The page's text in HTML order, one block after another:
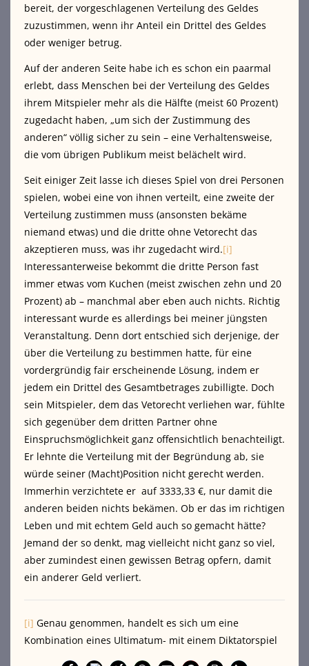
bereit, der vorgeschlagenen Verteilung des Geldes
zuzustimmen, wenn ihr Anteil ein Drittel des Geldes
oder weniger betrug.
Auf der anderen Seite habe ich es schon ein paarmal
erlebt, dass Menschen bei der Verteilung des Geldes
ihrem Mitspieler mehr als die Hälfte (meist 60 Prozent)
zugedacht haben, „um sich der Zustimmung des
anderen“ völlig sicher zu sein – eine Verhaltensweise,
die vom übrigen Publikum meist belächelt wird.
Seit einiger Zeit lasse ich dieses Spiel von drei Personen
spielen, wobei eine von ihnen verteilt, eine zweite der
Verteilung zustimmen muss (ansonsten bekäme
niemand etwas) und die dritte ohne Vetorecht das
akzeptieren muss, was ihr zugedacht wird.[i]
Interessanterweise bekommt die dritte Person fast
immer etwas vom Kuchen (meist zwischen zehn und 20
Prozent) ab – manchmal aber eben auch nichts. Richtig
interessant wurde es allerdings bei meiner jüngsten
Veranstaltung. Denn dort entschied sich derjenige, der
über die Verteilung zu bestimmen hatte, für eine
vordergründig fair erscheinende Lösung, indem er
jedem ein Drittel des Gesamtbetrages zubilligte. Doch
sein Mitspieler, dem das Vetorecht verliehen war, fühlte
sich gegenüber dem dritten Partner ohne
Einspruchsmöglichkeit ganz offensichtlich benachteiligt.
Er lehnte die Verteilung mit der Begründung ab, sie
würde seiner (Macht)Position nicht gerecht werden.
Immerhin verzichtete er auf 3333,33 €, nur damit die
anderen beiden nichts bekämen. Ob er das im richtigen
Leben und mit echtem Geld auch so gemacht hätte?
Jemand der so denkt, mag vielleicht nicht ganz so viel,
aber zumindest einen gewissen Betrag opfern, damit
ein anderer Geld verliert.
[i] Genau genommen, handelt es sich um eine
Kombination eines Ultimatum- mit einem Diktatorspiel